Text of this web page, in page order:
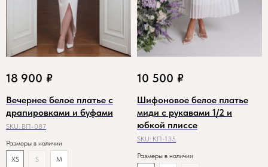
18 900 ₽
Вечернее белое платье с
драпировками и буфами
SKU: ВП-087
Размеры в наличии
XS
S M
10 500 ₽
Шифоновое белое платье
миди с рукавами 1/2 и
юбкой плиссе
SKU: КП-135
Размеры в наличии